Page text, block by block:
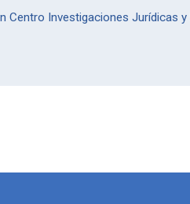
Centro Investigaciones Jurídicas